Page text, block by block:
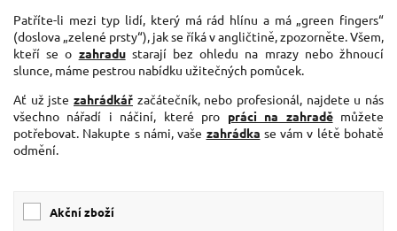
Patříte-li mezi typ lidí, který má rád hlínu a má „green fingers“
(doslova „zelené prsty“), jak se říká v angličtině, zpozorněte. Všem,
kteří se o zahradustarají bez ohledu na mrazy nebo žhnoucí
slunce, máme pestrou nabídku užitečných pomůcek.
Ať už jste zahrádkář začátečník, nebo profesionál, najdete u nás
všechno nářadí i náčiní, které pro práci na zahraděmůžete
potřebovat. Nakupte s námi, vaše zahrádka se vám v létě bohatě
odmění.
Akční zboží